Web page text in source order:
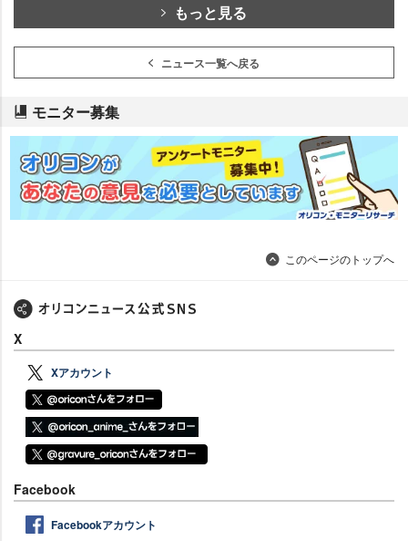
もっと見る
ニュース一覧へ戻る
モニター募集
このページのトップへ
X
Xアカウント
Facebook
Facebookアカウント